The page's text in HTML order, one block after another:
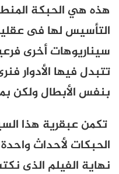
هذه هي الحبكة
التأسيس لها فى
سيناريوهات أخرى
تتبدل فيها الأدوار
بنفس الأبطال ولكن
تكمن عبقرية هذا
الحبكات لأحداث
نهاية الفيلم الذى